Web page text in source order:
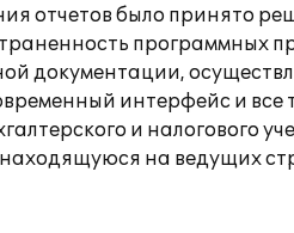
было принято
программных
документации,
интерфейс и
и налогового
на ведущих